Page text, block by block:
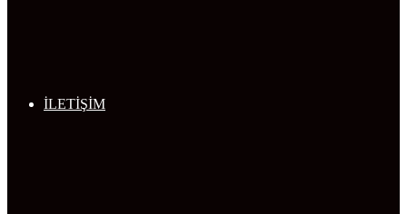
İLETİŞİM